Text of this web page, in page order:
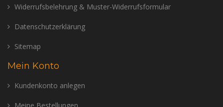
Widerrufsbelehrung & Muster-Widerrufsformular
Datenschutzerklärung
Sitemap
Mein Konto
Kundenkonto anlegen
Meine Bestellungen